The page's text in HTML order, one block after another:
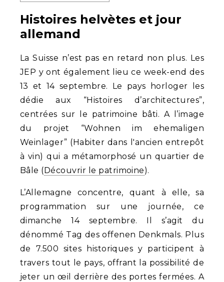
Histoires helvètes et jour
allemand
La Suisse n’est pas en retard non plus. Les
JEP y ont également lieu ce week-end des
13 et 14 septembre. Le pays horloger les
dédie aux “Histoires d’architectures”,
centrées sur le patrimoine bâti. A l’image
du projet “Wohnen im ehemaligen
Weinlager” (Habiter dans l'ancien entrepôt
à vin) qui a métamorphosé un quartier de
Bâle (Découvrir le patrimoine).
L’Allemagne concentre, quant à elle, sa
programmation sur une journée, ce
dimanche 14 septembre. Il s’agit du
dénommé Tag des offenen Denkmals. Plus
de 7.500 sites historiques y participent à
travers tout le pays, offrant la possibilité de
jeter un œil derrière des portes fermées. A